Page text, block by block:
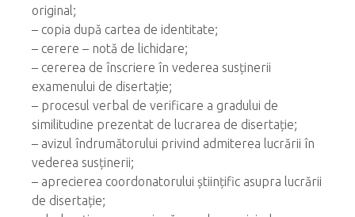
original;
– copia după cartea de identitate;
– cerere – notă de lichidare;
– cererea de înscriere în vederea susținerii
examenului de disertație;
– procesul verbal de verificare a gradului de
similitudine prezentat de lucrarea de disertație;
– avizul îndrumătorului privind admiterea lucrării în
vederea susținerii;
– aprecierea coordonatorului științific asupra lucrării
de disertație;